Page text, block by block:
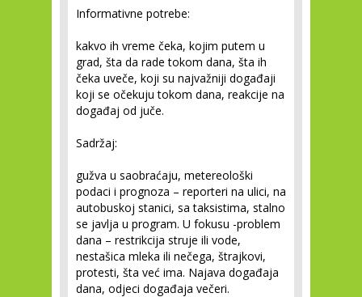
Informativne potrebe:
kakvo ih vreme čeka, kojim putem u
grad, šta da rade tokom dana, šta ih
čeka uveče, koji su najvažniji događaji
koji se očekuju tokom dana, reakcije na
događaj od juče.
Sadržaj:
gužva u saobraćaju, metereološki
podaci i prognoza – reporteri na ulici, na
autobuskoj stanici, sa taksistima, stalno
se javlja u program. U fokusu -problem
dana – restrikcija struje ili vode,
nestašica mleka ili nečega, štrajkovi,
protesti, šta već ima. Najava događaja
dana, odjeci događaja večeri.